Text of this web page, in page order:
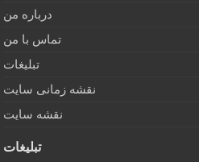
درباره من
تماس با من
تبلیغات
نقشه زمانی سایت
نقشه سایت
تبلیغات